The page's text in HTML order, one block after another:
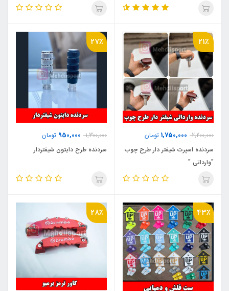
21٪
2,200,000
1,750,000 تومان
سردنده اسپرت شیفتر دار طرح چوب
"وارداتی "
27٪
1,300,000
950,000 تومان
سردنده طرح دایتون شیفتردار
43٪ 28٪